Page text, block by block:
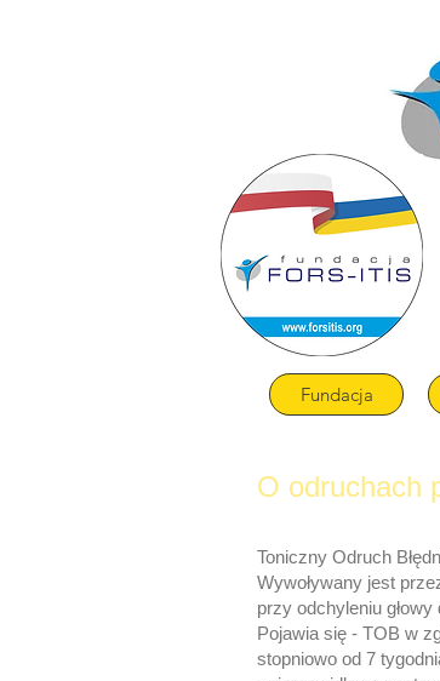
Fundacja
O odruchach
Toniczny Odruch
Wywoływany jest
przy odchyleniu głowy
Pojawia się - TOB w
stopniowo od 7